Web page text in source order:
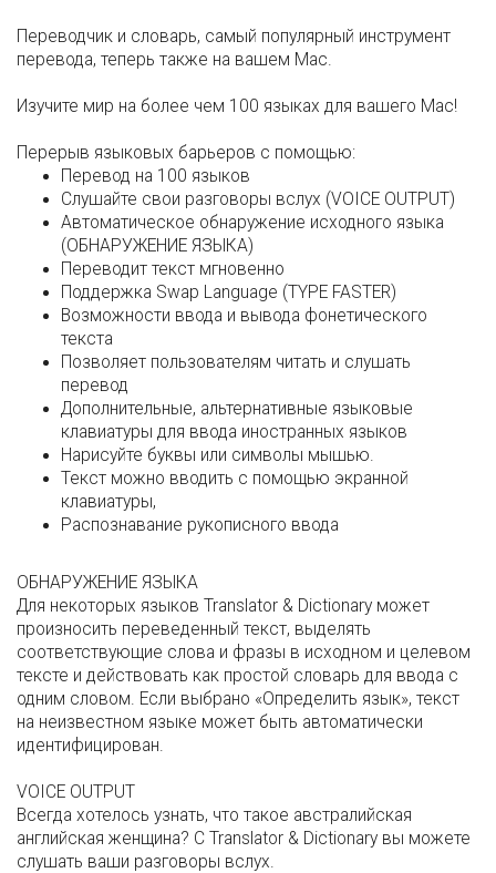
Переводчик и словарь, самый популярный инструмент
перевода, теперь также на вашем Mac.
Изучите мир на более чем 100 языках для вашего Mac!
Перерыв языковых барьеров с помощью:
Перевод на 100 языков
Слушайте свои разговоры вслух (VOICE OUTPUT)
Автоматическое обнаружение исходного языка
(ОБНАРУЖЕНИЕ ЯЗЫКА)
Переводит текст мгновенно
Поддержка Swap Language (TYPE FASTER)
Возможности ввода и вывода фонетического
текста
Позволяет пользователям читать и слушать
перевод
Дополнительные, альтернативные языковые
клавиатуры для ввода иностранных языков
Нарисуйте буквы или символы мышью.
Текст можно вводить с помощью экранной
клавиатуры,
Распознавание рукописного ввода
ОБНАРУЖЕНИЕ ЯЗЫКА
Для некоторых языков Translator & Dictionary может
произносить переведенный текст, выделять
соответствующие слова и фразы в исходном и целевом
тексте и действовать как простой словарь для ввода с
одним словом. Если выбрано «Определить язык», текст
на неизвестном языке может быть автоматически
идентифицирован.
VOICE OUTPUT
Всегда хотелось узнать, что такое австралийская
английская женщина? С Translator & Dictionary вы можете
слушать ваши разговоры вслух.